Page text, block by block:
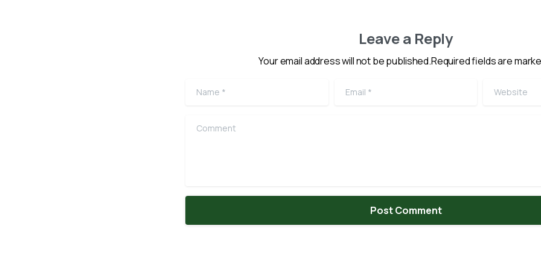
Leave a Reply
Your email address will not be published.Required fields are
Name
Email Website
Comment